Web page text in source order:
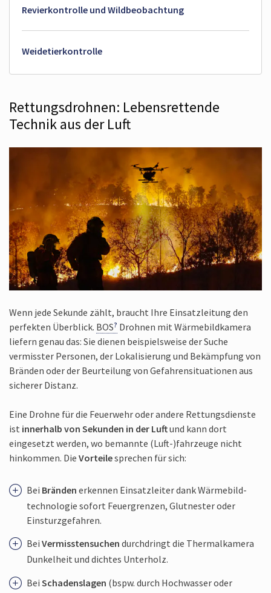
Revierkontrolle und Wildbeobachtung
Weidetierkontrolle
Rettungsdrohnen: Lebensrettende
Technik aus der Luft
Wenn jede Sekunde zählt, braucht Ihre Einsatzleitung den
perfekten Überblick. BOS Drohnen mit Wärmebildkamera
liefern genau das: Sie dienen beispielsweise der Suche
vermisster Personen, der Lokalisierung und Bekämpfung von
Bränden oder der Beurteilung von Gefahrensituationen aus
sicherer Distanz.
Eine Drohne für die Feuerwehr oder andere Rettungsdienste
ist innerhalb von Sekunden in der Luftund kann dort
eingesetzt werden, wo bemannte (Luft-)fahrzeuge nicht
hinkommen. Die Vorteilesprechen für sich:
Bei Bränden erkennen Einsatzleiter dank Wärmebild­
technologie sofort Feuergrenzen, Glutnester oder
Einsturz­gefahren.
Bei Vermissten­suchen durchdringt die Thermalkamera
Dunkelheit und dichtes Unterholz.
Bei Schadenslagen (bspw. durch Hochwasser oder